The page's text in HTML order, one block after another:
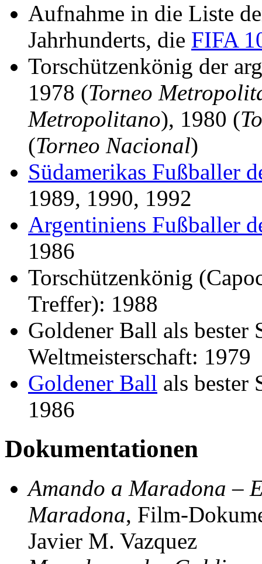
Aufnahme in die Liste
Jahrhunderts, die FIFA
Torschützenkönig der
1978 (Torneo
Metropolitano), 1980 (
(Torneo Nacional)
Südamerikas Fußballer
1989, 1990, 1992
Argentiniens Fußballer
1986
Torschützenkönig
Treffer): 1988
Goldener Ball als bester
Weltmeisterschaft: 1979
Goldener Ball als bester
1986
Dokumentationen
Amando a Maradona –
Maradona, Film-
Javier M. Vazquez